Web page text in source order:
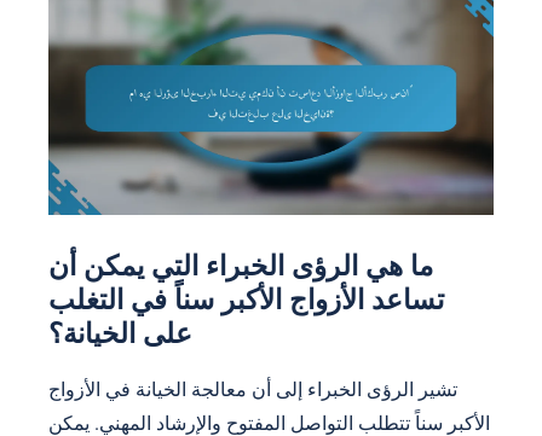
ما هي الرؤى الخبراء التي يمكن أن
تساعد الأزواج الأكبر سناً في التغلب
على الخيانة؟
تشير الرؤى الخبراء إلى أن معالجة الخيانة في الأزواج
الأكبر سناً تتطلب التواصل المفتوح والإرشاد المهني. يمكن